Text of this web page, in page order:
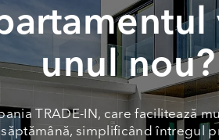
unul nou?
TRADE-IN, care facilitează
săptămână, simplificând întregul